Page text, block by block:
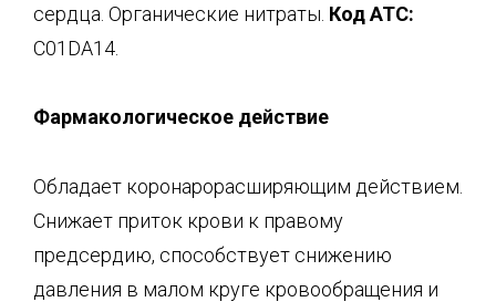
сердца. Органические нитраты. Код АТС:
C01DA14.
Фармакологическое действие
Обладает коронарорасширяющим действием.
Снижает приток крови к правому
предсердию, способствует снижению
давления в малом круге кровообращения и